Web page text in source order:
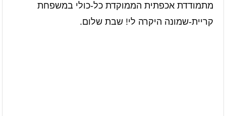
מתמודדת אכפתית הממוקדת כל-כולי במשפחת
קריית-שמונה היקרה לי! שבת שלום.